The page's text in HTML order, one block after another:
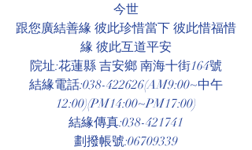
今世
跟您廣結善緣 彼此珍惜當下 彼此惜福惜
緣 彼此互道平安
院址:花蓮縣 吉安鄉 南海十街164號
結緣電話:038-422626(AM9:00~中午
12:00)(PM14:00~PM17:00)
結緣傳真:038-421741
劃撥帳號:06709339